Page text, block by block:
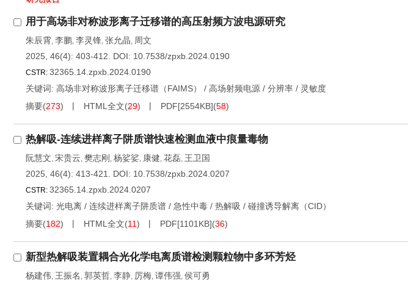
用于高场非对称波形离子迁移谱的高压射频方波电源研究
朱辰霄, 李鹏, 李灵锋, 张允晶, 周文
2025, 46(4): 403-412.
DOI: 10.7538/zpxb.2024.0190
CSTR: 32365.14.zpxb.2024.0190
关键词: 高场非对称波形离子迁移谱（FAIMS） / 高场射频电源 / 分辨率 / 灵敏度
摘要(273) HTML全文(29) PDF[2554KB](58)
热解吸-连续进样离子阱质谱快速检测血液中痕量毒物
阮慧文, 宋贵云, 樊志刚 , 杨娑娑, 康健, 花磊, 王卫国
2025, 46(4): 413-421.
DOI: 10.7538/zpxb.2024.0207
CSTR: 32365.14.zpxb.2024.0207
关键词: 光电离 / 连续进样离子阱质谱 / 急性中毒 / 热解吸 / 碰撞诱导解离（CID）
摘要(182) HTML全文(11) PDF[1101KB](36)
新型热解吸装置耦合光化学电离质谱检测颗粒物中多环芳烃
杨建伟, 王振名 , 郭英哲, 李静, 厉梅, 谭伟强, 侯可勇